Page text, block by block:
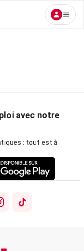
avec notre
: tout est à